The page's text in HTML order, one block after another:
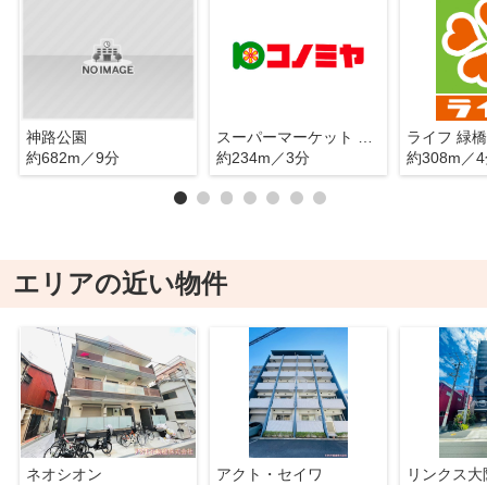
神路公園
約682m／9分
約234m／3分
ライフ 緑
約308m／
エリアの近い物件
ネオシオン
アクト・セイワ